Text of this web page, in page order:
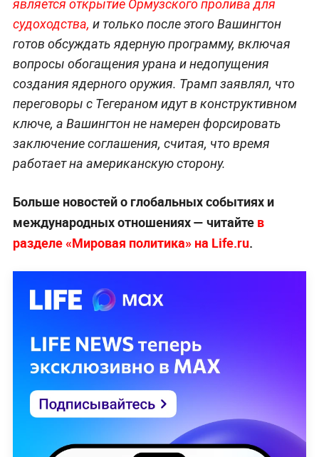
является открытие Ормузского пролива для
судоходства, и только после этого Вашингтон
готов обсуждать ядерную программу, включая
вопросы обогащения урана и недопущения
создания ядерного оружия. Трамп заявлял, что
переговоры с Тегераном идут в конструктивном
ключе, а Вашингтон не намерен форсировать
заключение соглашения, считая, что время
работает на американскую сторону.
Больше новостей о глобальных событиях и
международных отношениях — читайте в
разделе «Мировая политика» на Life.ru.